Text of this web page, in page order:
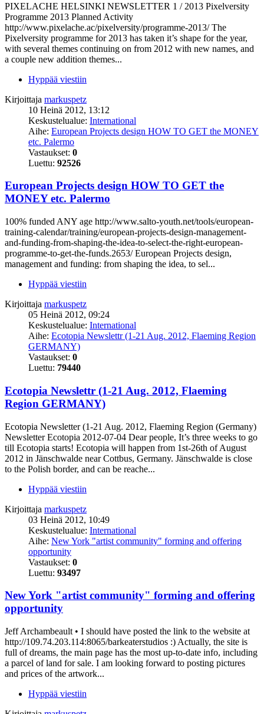
PIXELACHE HELSINKI NEWSLETTER 1 / 2013 Pixelversity
Programme 2013 Planned Activity
http://www.pixelache.ac/pixelversity/programme-2013/ The
Pixelversity programme for 2013 has taken it’s shape for the year,
with several themes continuing on from 2012 with new names, and
a couple new addition themes...
Hyppää viestiin
Kirjoittaja markuspetz
10 Heinä 2012, 13:12
Keskustelualue: International
Aihe: European Projects design HOW TO GET the MONEY
etc. Palermo
Vastaukset: 0
Luettu: 92526
European Projects design HOW TO GET the
MONEY etc. Palermo
100% funded ANY age http://www.salto-youth.net/tools/european-
training-calendar/training/european-projects-design-management-
and-funding-from-shaping-the-idea-to-select-the-right-european-
programme-to-get-the-funds.2653/ European Projects design,
management and funding: from shaping the idea, to sel...
Hyppää viestiin
Kirjoittaja markuspetz
05 Heinä 2012, 09:24
Keskustelualue: International
Aihe: Ecotopia Newslettr (1-21 Aug. 2012, Flaeming Region
GERMANY)
Vastaukset: 0
Luettu: 79440
Ecotopia Newslettr (1-21 Aug. 2012, Flaeming
Region GERMANY)
Ecotopia Newsletter (1-21 Aug. 2012, Flaeming Region (Germany)
Newsletter Ecotopia 2012-07-04 Dear people, It’s three weeks to go
till Ecotopia starts! Ecotopia will happen from 1st-26th of August
2012 in Jänschwalde near Cottbus, Germany. Jänschwalde is close
to the Polish border, and can be reache...
Hyppää viestiin
Kirjoittaja markuspetz
03 Heinä 2012, 10:49
Keskustelualue: International
Aihe: New York "artist community" forming and offering
opportunity
Vastaukset: 0
Luettu: 93497
New York "artist community" forming and offering
opportunity
Jeff Archambeault • I should have posted the link to the website at
http://109.74.203.114:8065/barkeaterstudios :) Actually, the site is
full of dreams, the main page has the most up-to-date info, including
a parcel of land for sale. I am looking forward to posting pictures
and prices of the artwork...
Hyppää viestiin